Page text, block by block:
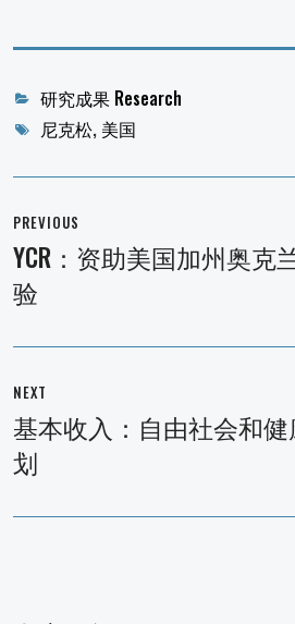
Categories
研究成果 Research
Tags尼克松, 美国
章
导
航
PREVIOUS
Previous
post:
YCR：资助美国加州奥克
验
NEXT
Next
post:
基本收入：自由社会和
划